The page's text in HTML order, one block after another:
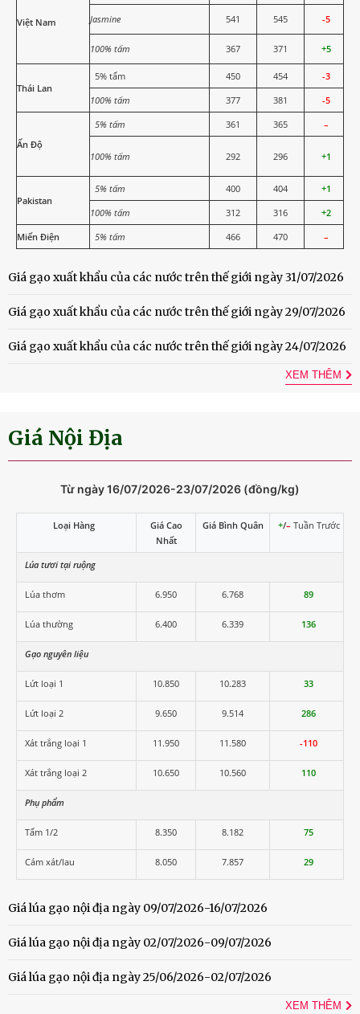
Việt Nam Jasmine 541 545 -5
100% tấm 367 371 +5
Thái Lan
5% tấm 450 454
-3
100% tấm
377 381 -5
Ấn Độ
5% tấm 361 365 –
100% tấm 292 296 +1
Pakistan
5% tấm 400 404
+1
100% tấm
312 316
+2
Miến Điện
5% tấm 466 470 –
Giá gạo xuất khẩu của các nước trên thế giới ngày 31/07/2026
Giá gạo xuất khẩu của các nước trên thế giới ngày 29/07/2026
Giá gạo xuất khẩu của các nước trên thế giới ngày 24/07/2026
XEM THÊM
Giá Nội Địa
Từ ngày 16/07/2026-23/07/2026 (đồng/kg)
Loại Hàng
Giá Cao
Nhất
Giá Bình Quân +/– Tuần Trước
Lúa tươi tại ruộng
Lúa thơm 6.950 6.768 89
Lúa thường 6.400 6.339 136
Gạo nguyên liệu
Lứt loại 1 10.850 10.283 33
Lứt loại 2 9.650 9.514 286
Xát trắng loại 1 11.950 11.580 -110
Xát trắng loại 2 10.650 10.560 110
Phụ phẩm
Tấm 1/2 8.350 8.182 75
Cám xát/lau 8.050 7.857 29
Giá lúa gạo nội địa ngày 09/07/2026-16/07/2026
Giá lúa gạo nội địa ngày 02/07/2026-09/07/2026
Giá lúa gạo nội địa ngày 25/06/2026-02/07/2026
XEM THÊM